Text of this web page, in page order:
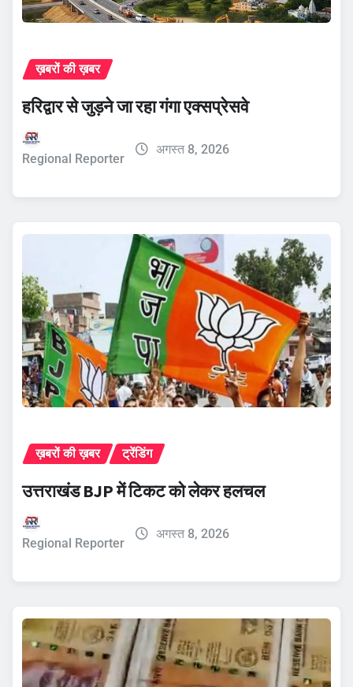
ख़बरों की ख़बर
हरिद्वार से जुड़ने जा रहा गंगा एक्सप्रेसवे
Regional Reporter
अगस्त 8, 2026
ख़बरों की ख़बर ट्रेंडिंग
उत्तराखंड BJP में टिकट को लेकर हलचल
Regional Reporter
अगस्त 8, 2026